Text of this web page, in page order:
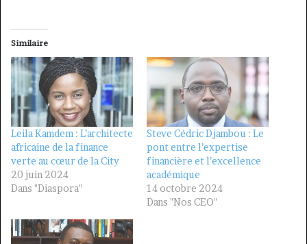
Similaire
Leila Kamdem : L’architecte
africaine de la finance
verte au cœur de la City
20 juin 2024
Dans "Diaspora"
Steve Cédric Djambou : Le
pont entre l’expertise
financière et l’excellence
académique
14 octobre 2024
Dans "Nos CEO"